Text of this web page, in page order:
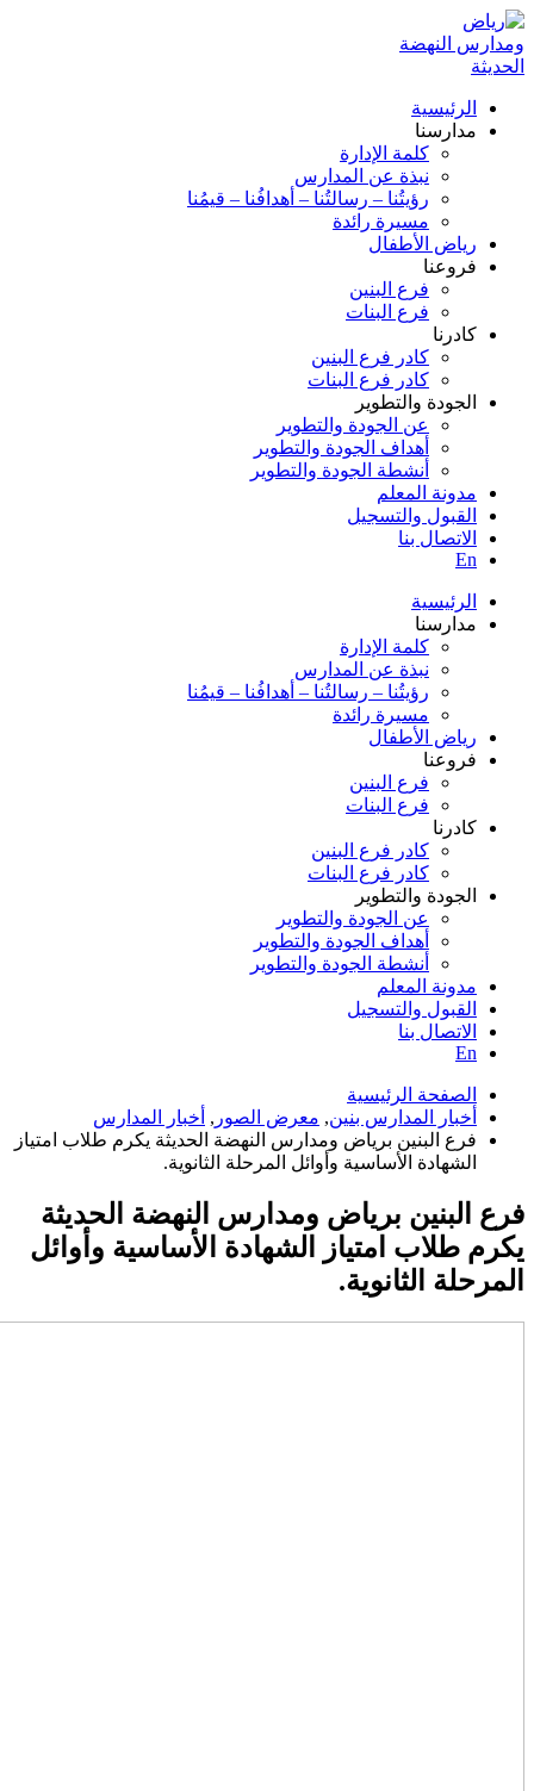
الرئيسية
مدارسنا
كلمة الإدارة
نبذة عن المدارس
رؤيتُنا – رسالتُنا – أهدافُنا – قيمُنا
مسيرة رائدة
رياض الأطفال
فروعنا
فرع البنين
فرع البنات
كادرنا
كادر فرع البنين
كادر فرع البنات
الجودة والتطوير
عن الجودة والتطوير
أهداف الجودة والتطوير
أنشطة الجودة والتطوير
مدونة المعلم
القبول والتسجيل
الاتصال بنا
En
الرئيسية
مدارسنا
كلمة الإدارة
نبذة عن المدارس
رؤيتُنا – رسالتُنا – أهدافُنا – قيمُنا
مسيرة رائدة
رياض الأطفال
فروعنا
فرع البنين
فرع البنات
كادرنا
كادر فرع البنين
كادر فرع البنات
الجودة والتطوير
عن الجودة والتطوير
أهداف الجودة والتطوير
أنشطة الجودة والتطوير
مدونة المعلم
القبول والتسجيل
الاتصال بنا
En
الصفحة الرئيسية
أخبار المدارس بنين, معرض الصور , أخبار المدارس
فرع البنين برياض ومدارس النهضة الحديثة يكرم طلاب امتياز
الشهادة الأساسية وأوائل المرحلة الثانوية.
فرع البنين برياض ومدارس النهضة الحديثة
يكرم طلاب امتياز الشهادة الأساسية وأوائل
المرحلة الثانوية.